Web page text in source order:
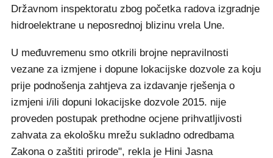
Državnom inspektoratu zbog početka radova izgradnje
hidroelektrane u neposrednoj blizinu vrela Une.
U međuvremenu smo otkrili brojne nepravilnosti
vezane za izmjene i dopune lokacijske dozvole za koju
prije podnošenja zahtjeva za izdavanje rješenja o
izmjeni i/ili dopuni lokacijske dozvole 2015. nije
proveden postupak prethodne ocjene prihvatljivosti
zahvata za ekološku mrežu sukladno odredbama
Zakona o zaštiti prirode", rekla je Hini Jasna